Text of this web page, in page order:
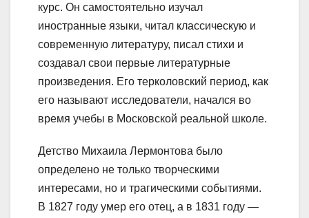
курс. Он самостоятельно изучал
иностранные языки, читал классическую и
современную литературу, писал стихи и
создавал свои первые литературные
произведения. Его терколовский период, как
его называют исследователи, начался во
время учебы в Московской реальной школе.
Детство Михаила Лермонтова было
определено не только творческими
интересами, но и трагическими событиями.
В 1827 году умер его отец, а в 1831 году —